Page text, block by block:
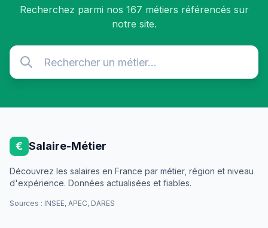
Recherchez parmi nos 167 métiers référencés sur
notre site.
€ Salaire-Métier
Découvrez les salaires en France par métier, région et niveau
d'expérience. Données actualisées et fiables.
Sources : INSEE, APEC, DARES